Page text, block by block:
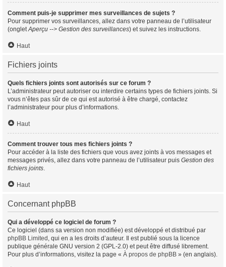
Comment puis-je supprimer mes surveillances de sujets ?
Pour supprimer vos surveillances, allez dans votre panneau de l’utilisateur
(ongletAperçu --> Gestion des surveillances) et suivez les instructions.
Haut
Fichiers joints
Quels fichiers joints sont autorisés sur ce forum ?
L’administrateur peut autoriser ou interdire certains types de fichiers joints. Si
vous n’êtes pas sûr de ce qui est autorisé à être chargé, contactez
l’administrateur pour plus d’informations.
Haut
Comment trouver tous mes fichiers joints ?
Pour accéder à la liste des fichiers que vous avez joints à vos messages et
messages privés, allez dans votre panneau de l’utilisateur puis Gestion des
fichiers joints.
Haut
Concernant phpBB
Qui a développé ce logiciel de forum ?
Ce logiciel (dans sa version non modifiée) est développé et distribué par
phpBB Limited , qui en a les droits d’auteur. Il est publié sous la licence
publique générale GNU version 2 (GPL-2.0) et peut être diffusé librement.
Pour plus d’informations, visitez la page « À propos de phpBB » (en anglais).